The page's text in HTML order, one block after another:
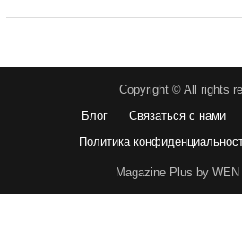
Copyright © All rights
Блог
Связаться с нами
Политика
Magazine Plus by WEN